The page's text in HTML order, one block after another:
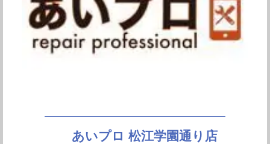
あいプロ 松江学園通り店